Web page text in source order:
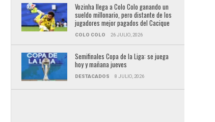
Vozinha llega a Colo Colo ganando un
sueldo millonario, pero distante de los
jugadores mejor pagados del Cacique
COLO COLO 26 JULIO, 2026
Semifinales Copa de la Liga: se juega
hoy y mañana jueves
DESTACADOS 8 JULIO, 2026